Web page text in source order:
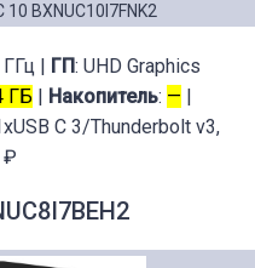
10 BXNUC10I7FNK2
| ГП: UHD Graphics
ГБ | Накопитель: — |
C 3/Thunderbolt v3,
₽